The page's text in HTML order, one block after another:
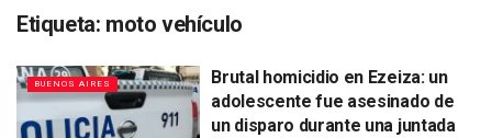
Etiqueta: moto vehículo
BUENOS AIRES
Brutal homicidio en Ezeiza: un
adolescente fue asesinado de
un disparo durante una juntada